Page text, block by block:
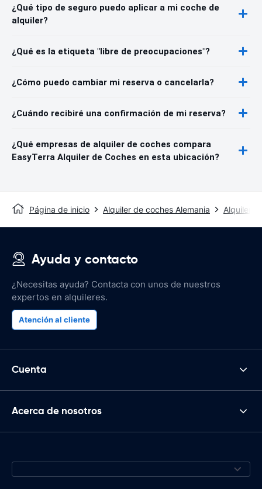
¿Qué tipo de seguro puedo aplicar a mi coche de
alquiler?
¿Qué es la etiqueta "libre de preocupaciones"?
¿Cómo puedo cambiar mi reserva o cancelarla?
¿Cuándo recibiré una confirmación de mi reserva?
¿Qué empresas de alquiler de coches compara
EasyTerra Alquiler de Coches en esta ubicación?
Página de inicio Alquiler de coches Alemania Alquiler
Ayuda y contacto
¿Necesitas ayuda? Contacta con unos de nuestros
expertos en alquileres.
Atención al cliente
Cuenta
Acerca de nosotros